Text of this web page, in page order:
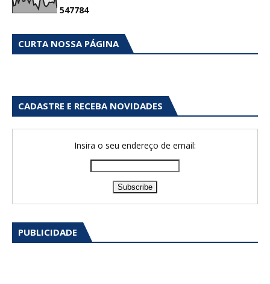
547784
CURTA NOSSA PÁGINA
CADASTRE E RECEBA NOVIDADES
Insira o seu endereço de email:
PUBLICIDADE